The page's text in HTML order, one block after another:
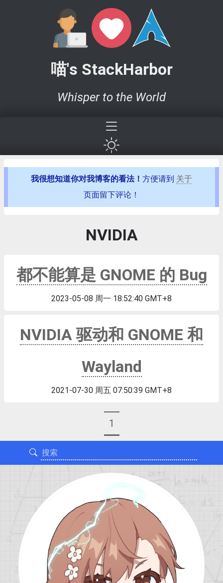
喵's StackHarbor
Whisper to the World
我很想知道你对我博客的看法！ 方便请到 关于
页面留下评论！
NVIDIA
都不能算是 GNOME 的 Bug
2023-05-08 周一 18:52:40 GMT+8
NVIDIA 驱动和 GNOME 和
Wayland
2021-07-30 周五 07:50:39 GMT+8
1